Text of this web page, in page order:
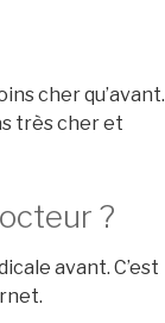
cher qu’avant.
très cher et
?
avant. C’est